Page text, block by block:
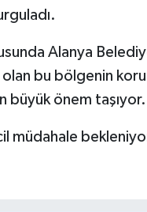
Alanya
bu bölgenin
büyük önem taşıyor.
müdahale